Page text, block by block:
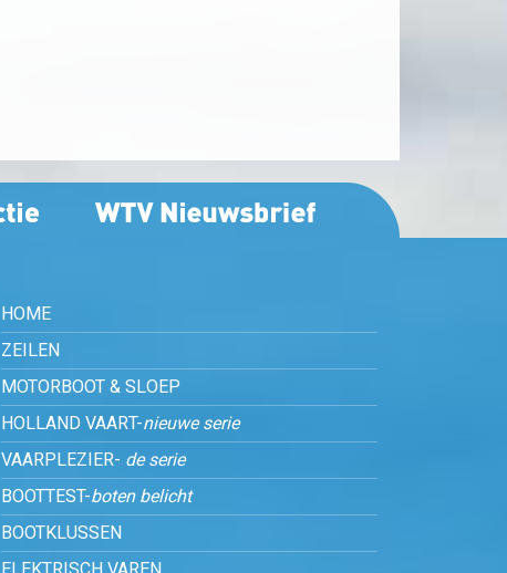
HOME
ZEILEN
MOTORBOOT & SLOEP
HOLLAND VAART-nieuwe serie
VAARPLEZIER- de serie
BOOTTEST-boten belicht
BOOTKLUSSEN